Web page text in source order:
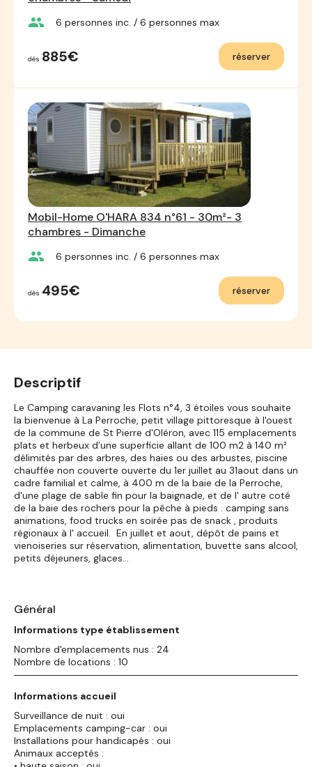
group 6 personnes inc. / 6 personnes max
dès 885€ réserver
Mobil-Home O'HARA 834 n°61 - 30m²- 3
chambres - Dimanche
group 6 personnes inc. / 6 personnes max
dès 495€ réserver
Descriptif
Le Camping caravaning les Flots n°4, 3 étoiles vous souhaite
la bienvenue à La Perroche, petit village pittoresque à l'ouest
de la commune de St Pierre d'Oléron, avec 115 emplacements
plats et herbeux d’une superficie allant de 100 m2 à 140 m²
délimités par des arbres, des haies ou des arbustes, piscine
chauffée non couverte ouverte du 1er juillet au 31aout dans un
cadre familial et calme, à 400 m de la baie de la Perroche,
d'une plage de sable fin pour la baignade, et de l' autre coté
de la baie des rochers pour la pêche à pieds . camping sans
animations, food trucks en soirée pas de snack , produits
régionaux à l' accueil. En juillet et aout, dépôt de pains et
vienoiseries sur réservation, alimentation, buvette sans alcool,
petits déjeuners, glaces...
Général
Informations type établissement
Nombre d'emplacements nus : 24
Nombre de locations : 10
Informations accueil
Surveillance de nuit : oui
Emplacements camping-car : oui
Installations pour handicapés : oui
Animaux acceptés :